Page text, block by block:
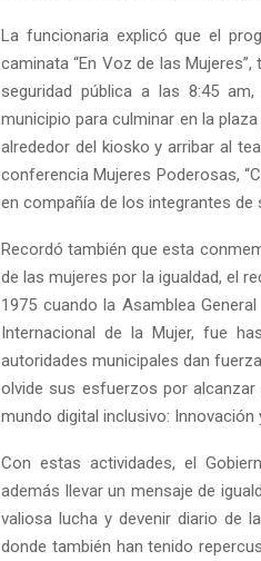
La funcionaria explicó que el
caminata “En Voz de las
seguridad pública a las 8:45
municipio para culminar en la
alrededor del kiosko y arribar al
conferencia Mujeres Poderosas,
en compañía de los integrantes de
Recordó también que esta
de las mujeres por la igualdad, el
1975 cuando la Asamblea
Internacional de la Mujer, fue
autoridades municipales dan
olvide sus esfuerzos por
mundo digital inclusivo: Innovación
Con estas actividades, el
además llevar un mensaje de
valiosa lucha y devenir diario de
donde también han tenido